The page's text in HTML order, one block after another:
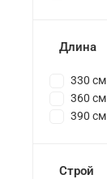
Длина
330 см
360 см
390 см
Строй